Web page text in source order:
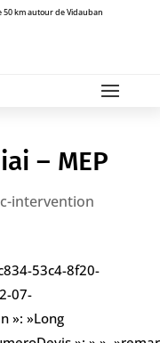
km autour de Vidauban
– MEP
intervention
53c4-8f20-
07-
»: »Long